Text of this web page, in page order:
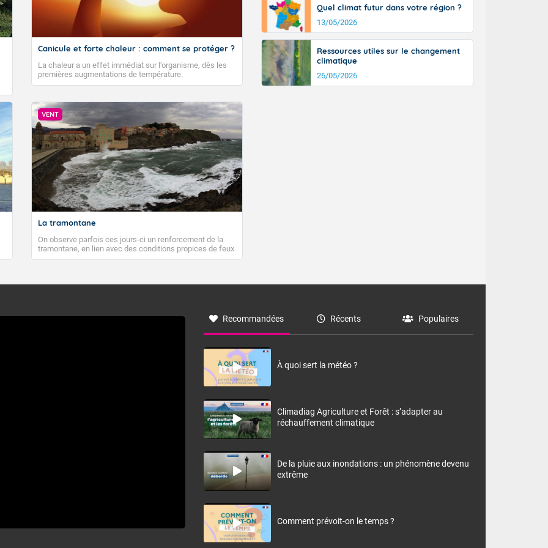
Canicule et forte chaleur : comment se protéger ?
La chaleur a un effet immédiat sur l’organisme, dès les
premières augmentations de température.
VENT
La tramontane
On observe parfois ces jours-ci un renforcement de la
tramontane, en lien avec des conditions propices de feux
de forêt. Mais qu'est-ce que la tramontane ? Quelles sont
à nord-ouest, dans un secteur qui part du Roussillon à la
monts, en allusion aux régions montagneuses d’où
Quel climat futur dans votre région ?
13/05/2026
Ressources utiles sur le changement
climatique
26/05/2026
Recommandées Récents Populaires
À quoi sert la météo ?
Climadiag Agriculture et Forêt : s’adapter au
réchauffement climatique
De la pluie aux inondations : un phénomène devenu
extrême
Comment prévoit-on le temps ?